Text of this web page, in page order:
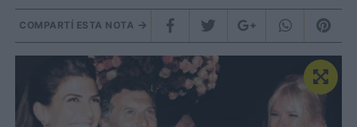
COMPARTÍ ESTA NOTA